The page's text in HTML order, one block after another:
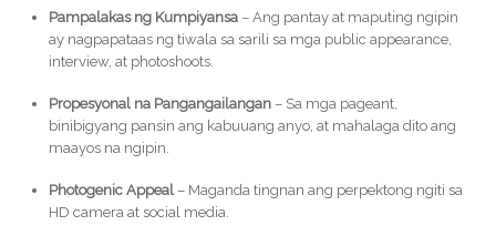
Pampalakas ng Kumpiyansa– Ang pantay at maputing ngipin
ay nagpapataas ng tiwala sa sarili sa mga public appearance,
interview, at photoshoots.
Propesyonal na Pangangailangan– Sa mga pageant,
binibigyang pansin ang kabuuang anyo, at mahalaga dito ang
maayos na ngipin.
Photogenic Appeal– Maganda tingnan ang perpektong ngiti sa
HD camera at social media.